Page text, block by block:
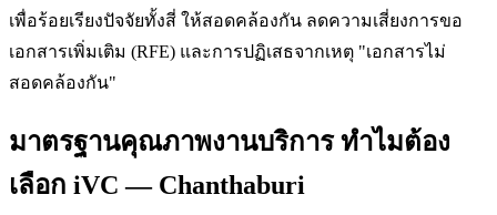
เพื่อร้อยเรียงปัจจัยทั้งสี่ ให้สอดคล้องกัน ลดความเสี่ยงการขอ
เอกสารเพิ่มเติม (RFE) และการปฏิเสธจากเหตุ "เอกสารไม่
สอดคล้องกัน"
มาตรฐานคุณภาพงานบริการ ทำไมต้อง
เลือก iVC — Chanthaburi